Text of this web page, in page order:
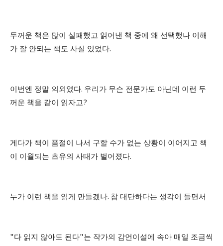
두꺼운 책은 많이 실패했고 읽어낸 책 중에 왜 선택했나 이해
가 잘 안되는 책도 사실 있었다.
이번엔 정말 의외였다. 우리가 무슨 전문가도 아닌데 이런 두
꺼운 책을 같이 읽자고?
게다가 책이 품절이 나서 구할 수가 없는 상황이 이어지고 책
이 이월되는 초유의 사태가 벌어졌다.
누가 이런 책을 읽게 만들겠나. 참 대단하다는 생각이 들면서
"다 읽지 않아도 된다"는 작가의 감언이설에 속아 매일 조금씩